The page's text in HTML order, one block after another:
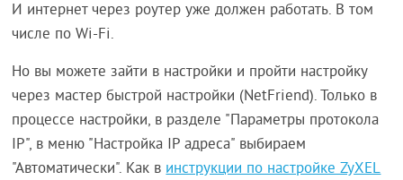
И интернет через роутер уже должен работать. В том
числе по Wi-Fi.
Но вы можете зайти в настройки и пройти настройку
через мастер быстрой настройки (NetFriend). Только в
процессе настройки, в разделе "Параметры протокола
IP", в меню "Настройка IP адреса" выбираем
"Автоматически". Как винструкции по настройке ZyXEL